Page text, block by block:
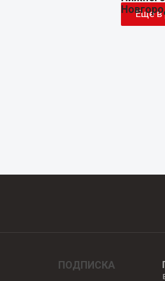
Еще в
ПОДПИСКА